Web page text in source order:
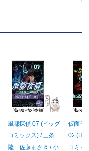
風都探偵 07 (ビッグ
コミックス) / 三条
陸、佐藤まさき / 小
仮面ラ
02 (HC
コミッ